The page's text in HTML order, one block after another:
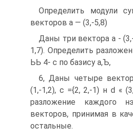
Определить модули
векторов а — (3,-5,8)
Даны три вектора а -
1,7). Определить
ЬЬ 4- с по базису а,Ъ,
6, Даны четыре
(1,-1,2), с ={2, 2,-1) н d «
разложение каждого
векторов, принимая в
остальные.